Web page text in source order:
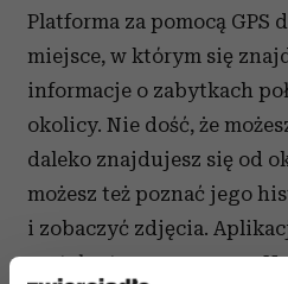
Platforma za pomocą GPS
miejsce, w którym się
informacje o zabytkach
okolicy. Nie dość, że
daleko znajdujesz się od
możesz też poznać jego
i zobaczyć zdjęcia.
została stworzona przez